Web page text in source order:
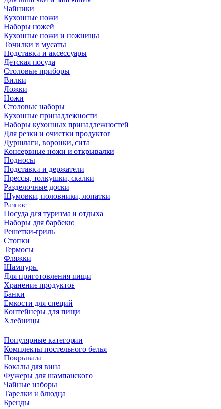
Чайники
Кухонные ножи
Наборы ножей
Кухонные ножи и ножницы
Точилки и мусаты
Подставки и аксессуары
Детская посуда
Столовые приборы
Вилки
Ложки
Ножи
Столовые наборы
Кухонные принадлежности
Наборы кухонных принадлежностей
Для резки и очистки продуктов
Дуршлаги, воронки, сита
Консервные ножи и открывалки
Подносы
Подставки и держатели
Прессы, толкушки, скалки
Разделочные доски
Шумовки, половники, лопатки
Разное
Посуда для туризма и отдыха
Наборы для барбекю
Решетки-гриль
Стопки
Термосы
Фляжки
Шампуры
Для приготовления пищи
Хранение продуктов
Банки
Емкости для специй
Контейнеры для пищи
Хлебницы
Популярные категории
Комплекты постельного белья
Покрывала
Бокалы для вина
Фужеры для шампанского
Чайные наборы
Тарелки и блюдца
Бренды